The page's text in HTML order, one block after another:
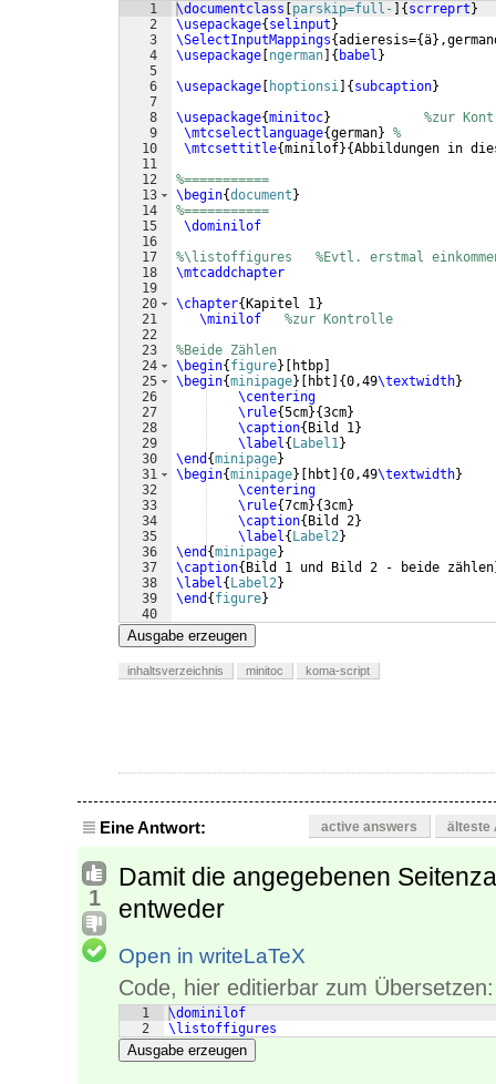
1
2
3
4
5
6
7
8
9
10
11
12
13
14
15
16
17
18
19
20
21
22
23
24
25
26
27
28
29
30
31
32
33
34
35
36
37
38
39
40
41
\documentclass parskip=full- { scrreprt }
\usepackage{ selinput }
\SelectInputMappings{adieresis={ä}
\usepackage ngerman { babel }
\usepackage
hoptionsi { subcaption}
\usepackage{minitoc}
%zur
\mtcselectlanguage{german} %
\mtcsettitle{minilof}{Abbildungen in
%===========
\begin{document }
%===========
\dominilof
%\listoffigures   %Evtl. erstmal
\mtcaddchapter
\chapter{ Kapitel 1}
\minilof
%zur Kontrolle
%Beide Zählen
\begin{ figure} htbp
\begin{minipage} hbt {0,49\textwidth}
\centering
\rule{5cm}{3cm}
\caption{ Bild 1}
\label{ Label1}
\end {minipage}
\begin{minipage} hbt {0,49\textwidth}
\centering
\rule{7cm}{3cm}
\caption{ Bild 2}
\label{ Label2}
\end {minipage}
\caption{ Bild 1 und Bild 2 - beide zählen
\label{ Label2}
\end { figure}
%Nur einmal zählen - mit dem subcaption
Ausgabe erzeugen
inhaltsverzeichnis minitoc koma-script
Eine Antwort: active answers älteste
1
Damit die angegebenen
entweder
Open in writeLaTeX
Code, hier editierbar zum Übersetzen:
1
2
\dominilof
\listoffigures
Ausgabe erzeugen